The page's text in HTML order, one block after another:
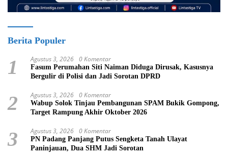
Berita Populer
1 Agustus 3, 2026 0 Komentar
Fasum Perumahan Siti Naiman Diduga Dirusak, Kasusnya
Bergulir di Polisi dan Jadi Sorotan DPRD
2 Agustus 3, 2026 0 Komentar
Wabup Solok Tinjau Pembangunan SPAM Bukik Gompong,
Target Rampung Akhir Oktober 2026
3 Agustus 3, 2026 0 Komentar
PN Padang Panjang Putus Sengketa Tanah Ulayat
Paninjauan, Dua SHM Jadi Sorotan